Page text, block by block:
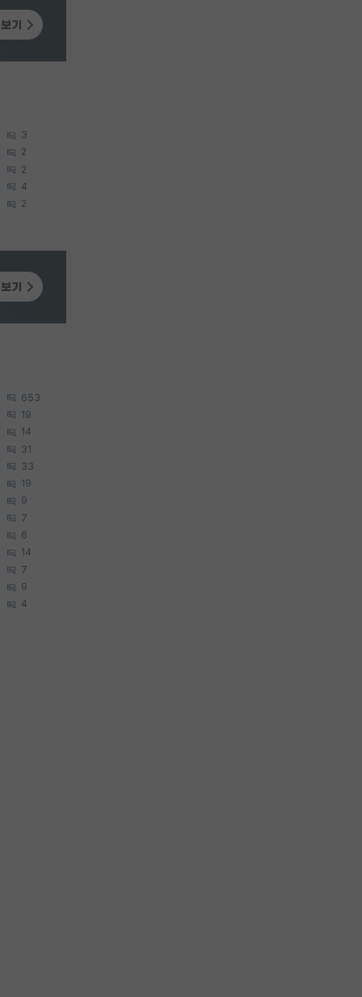
3
2
2
4
2
653
19
14
31
33
19
9
7
6
14
7
9
4